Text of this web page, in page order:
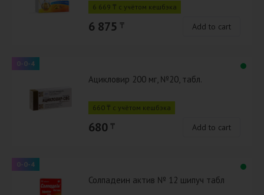
6 669 ₸ с учётом кешбэка
6 875 ₸ Add to cart
0-0-4
Ацикловир 200 мг, №20, табл.
660 ₸ с учётом кешбэка
680 ₸ Add to cart
0-0-4
Солпадеин актив № 12 шипуч табл